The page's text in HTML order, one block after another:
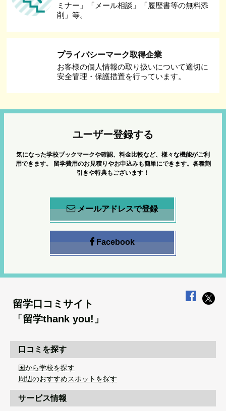
ミナー」「メール相談」「履歴書等の無料添
削」等。
プライバシーマーク取得企業
お客様の個人情報の取り扱いについて適切に
安全管理・保護措置を行っています。
ユーザー登録する
気になった学校ブックマークや確認、料金比較など、様々な機能がご利
用できます。
留学費用のお見積りやお申込みも簡単にできます。各種割
引きや特典もございます！
メールアドレスで登録
Facebook
留学口コミサイト
「留学thank you!」
口コミを探す
国から学校を探す
周辺のおすすめスポットを探す
サービス情報